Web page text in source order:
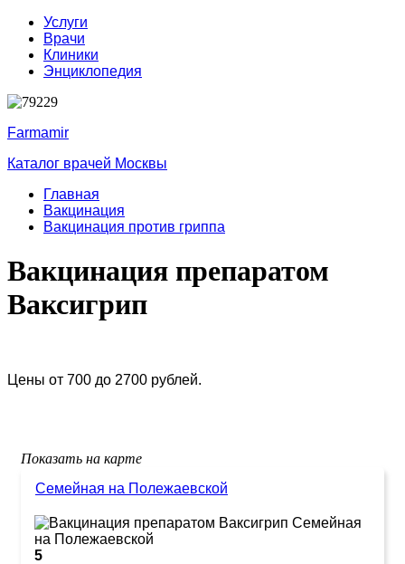
Услуги
Врачи
Клиники
Энциклопедия
Farmamir
Каталог врачей Москвы
Главная
Вакцинация
Вакцинация против гриппа
Вакцинация препаратом
Ваксигрип
Цены от 700 до 2700 рублей.
Показать на карте
Семейная на Полежаевской
5